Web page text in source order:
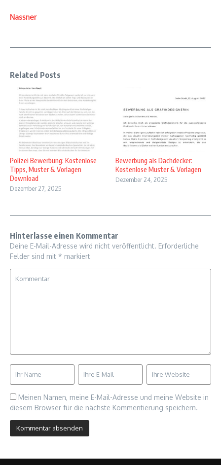
Nassner
Related Posts
Polizei Bewerbung: Kostenlose
Tipps, Muster & Vorlagen
Download
Dezember 27, 2025
Bewerbung als Dachdecker:
Kostenlose Muster & Vorlagen
Dezember 24, 2025
Hinterlasse einen Kommentar
Deine E-Mail-Adresse wird nicht veröffentlicht. Erforderliche
Felder sind mit * markiert
Meinen Namen, meine E-Mail-Adresse und meine Website in
diesem Browser für die nächste Kommentierung speichern.